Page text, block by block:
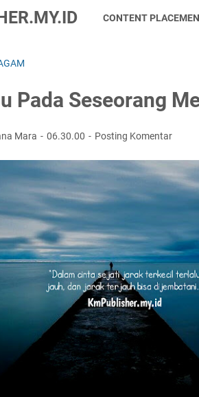
CONTENT
Pada Seseorang
Mara 06.30.00 Posting Komentar